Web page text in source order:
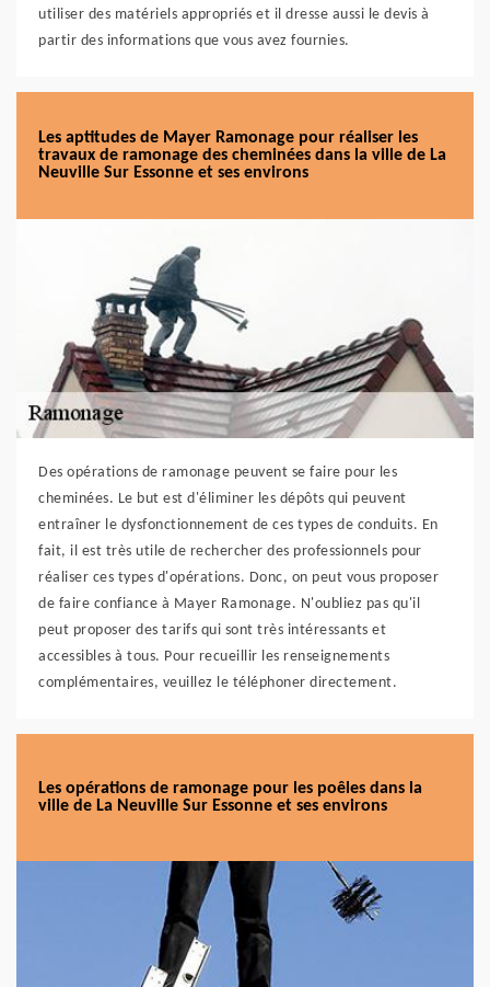
utiliser des matériels appropriés et il dresse aussi le devis à
partir des informations que vous avez fournies.
Les aptitudes de Mayer Ramonage pour réaliser les
travaux de ramonage des cheminées dans la ville de La
Neuville Sur Essonne et ses environs
Des opérations de ramonage peuvent se faire pour les
cheminées. Le but est d'éliminer les dépôts qui peuvent
entraîner le dysfonctionnement de ces types de conduits. En
fait, il est très utile de rechercher des professionnels pour
réaliser ces types d'opérations. Donc, on peut vous proposer
de faire confiance à Mayer Ramonage. N'oubliez pas qu'il
peut proposer des tarifs qui sont très intéressants et
accessibles à tous. Pour recueillir les renseignements
complémentaires, veuillez le téléphoner directement.
Les opérations de ramonage pour les poêles dans la
ville de La Neuville Sur Essonne et ses environs